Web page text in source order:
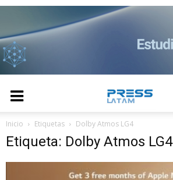
Inicio Etiquetas Dolby Atmos LG4
Etiqueta: Dolby Atmos LG4